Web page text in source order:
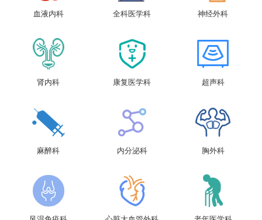
血液内科 全科医学科 神经外科
肾内科 康复医学科 超声科
麻醉科 内分泌科 胸外科